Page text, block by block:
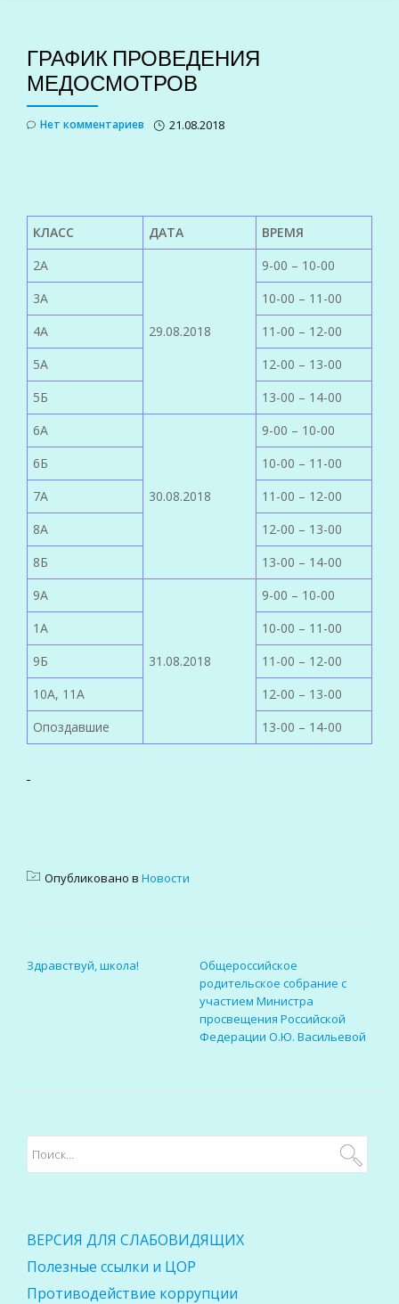
ГРАФИК ПРОВЕДЕНИЯ
МЕДОСМОТРОВ
21.08.2018
Нет комментариев
КЛАСС ДАТА
ВРЕМЯ
2А
29.08.2018
9-00 – 10-00
3А
10-00 – 11-00
4А
11-00 – 12-00
5А
12-00 – 13-00
5Б
13-00 – 14-00
6А
30.08.2018
9-00 – 10-00
6Б
10-00 – 11-00
7А
11-00 – 12-00
8А
12-00 – 13-00
8Б
13-00 – 14-00
9А
31.08.2018
9-00 – 10-00
1А
10-00 – 11-00
9Б
11-00 – 12-00
10А, 11А
12-00 – 13-00
Опоздавшие
13-00 – 14-00
Опубликовано в Новости
Здравствуй, школа!
Общероссийское
родительское собрание с
участием Министра
просвещения Российской
Федерации О.Ю. Васильевой
ВЕРСИЯ ДЛЯ СЛАБОВИДЯЩИХ
Полезные ссылки и ЦОР
Противодействие коррупции